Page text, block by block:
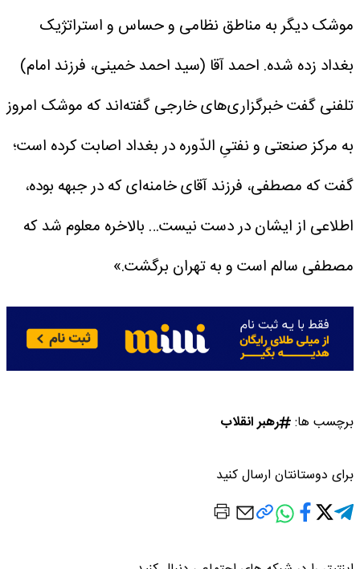
موشک دیگر به مناطق نظامی و حساس و استراتژیک
بغداد زده شده. احمد آقا (سید احمد خمینی، فرزند امام)
تلفنی گفت خبرگزاری‌های خارجی گفته‌اند که موشک امروز
به مرکز صنعتی و نفتیِ الدّوره در بغداد اصابت کرده است؛
گفت که مصطفی، فرزند آقای خامنه‌ای که در جبهه بوده،
اطلاعی از ایشان در دست نیست… بالاخره معلوم شد که
مصطفی سالم است و به تهران برگشت.»
برچسب ها: رهبر انقلاب
برای دوستانتان ارسال کنید